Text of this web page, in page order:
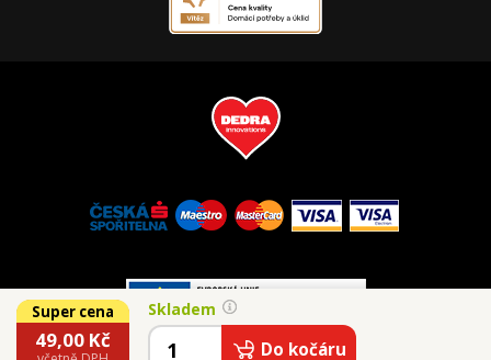
Super cena
49,00 Kč
Skladem
Do kočáru
© 2026 Vaše Dedra, s.r.o.